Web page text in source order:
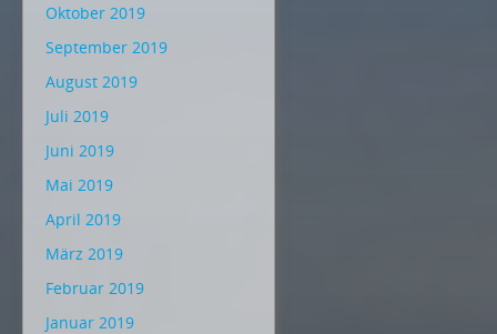
Oktober 2019
September 2019
August 2019
Juli 2019
Juni 2019
Mai 2019
April 2019
März 2019
Februar 2019
Januar 2019